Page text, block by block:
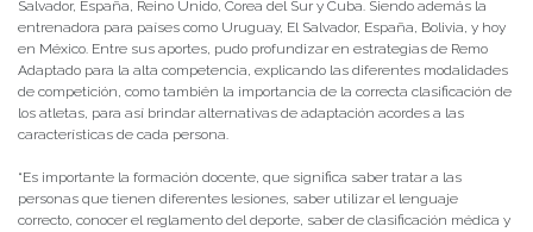
Salvador, España, Reino Unido, Corea del Sur y Cuba. Siendo además la
entrenadora para países como Uruguay, El Salvador, España, Bolivia, y hoy
en México. Entre sus aportes, pudo profundizar en estrategias de Remo
Adaptado para la alta competencia, explicando las diferentes modalidades
de competición, como también la importancia de la correcta clasificación de
los atletas, para así brindar alternativas de adaptación acordes a las
características de cada persona.
“Es importante la formación docente, que significa saber tratar a las
personas que tienen diferentes lesiones, saber utilizar el lenguaje
correcto, conocer el reglamento del deporte, saber de clasificación médica y